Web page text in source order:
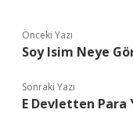
Önceki Yazı
Soy Isim Neye
Sonraki Yazı
E Devletten Para